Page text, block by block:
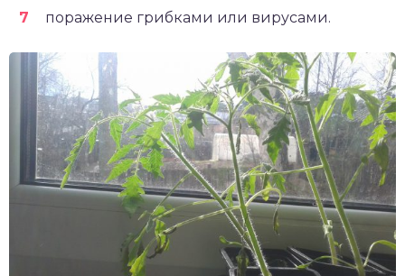
поражение грибками или вирусами.